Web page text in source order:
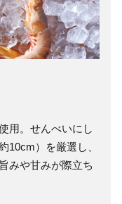
用。せんべいにし
10cm）を厳選し、
みや甘みが際立ち